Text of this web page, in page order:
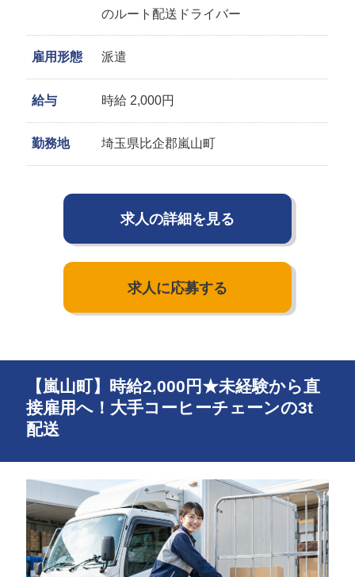
のルート配送ドライバー
雇用形態 派遣
給与 時給 2,000円
勤務地 埼玉県比企郡嵐山町
求人の詳細を見る
求人に応募する
【嵐山町】時給2,000円★未経験から直
接雇用へ！大手コーヒーチェーンの3t
配送